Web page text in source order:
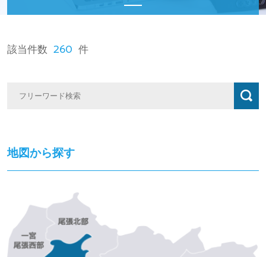
該当件数 260 件
地図から探す